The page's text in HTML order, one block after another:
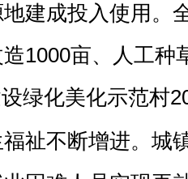
建成投入使用。
1000亩、人工种
绿化美化示范村
祉不断增进。城